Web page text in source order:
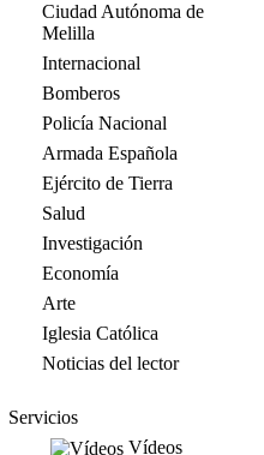
Ciudad Autónoma de
Melilla
Internacional
Bomberos
Policía Nacional
Armada Española
Ejército de Tierra
Salud
Investigación
Economía
Arte
Iglesia Católica
Noticias del lector
Servicios
Vídeos